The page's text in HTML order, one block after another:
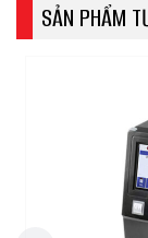
SẢN PHẨM